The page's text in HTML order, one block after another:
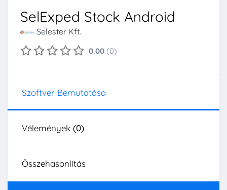
SelExped Stock Android
Selester Kft.
0.00 (0)
Szoftver Bemutatása
Vélemények (0)
Összehasonlítás